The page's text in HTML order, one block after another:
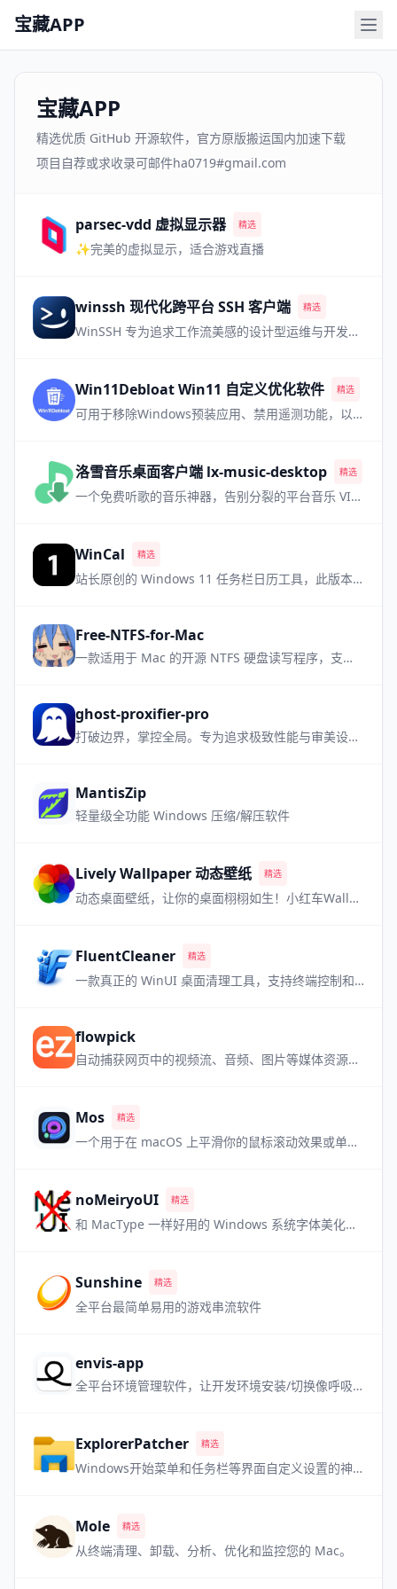
宝藏APP
宝藏APP
精选优质 GitHub 开源软件，官方原版搬运国内加速下载
项目自荐或求收录可邮件ha0719#gmail.com
parsec-vdd 虚拟显示器 精选
✨完美的虚拟显示，适合游戏直播
winssh 现代化跨平台 SSH 客户端 精选
WinSSH 专为追求工作流美感的设计型运维与开发极客打造。移植现代 IDE 体验，完美调度多路会话，让每一次登录都畅行无阻。
Win11Debloat Win11 自定义优化软件 精选
可用于移除Windows预装应用、禁用遥测功能，以及执行其他各种更改，从而简化和自定义您的 Windows 系统体验
洛雪音乐桌面客户端 lx-music-desktop 精选
一个免费听歌的音乐神器，告别分裂的平台音乐 VIP，需要自备音源
WinCal 精选
站长原创的 Windows 11 任务栏日历工具，此版本为小众软件升级支持国旗版本
Free-NTFS-for-Mac
一款适用于 Mac 的开源 NTFS 硬盘读写程序，支持所有 Mac 机型，让NTFS设备管理更加简单方便
ghost-proxifier-pro
打破边界，掌控全局。专为追求极致性能与审美设计的高性能进程级透明代理工具
MantisZip
轻量级全功能 Windows 压缩/解压软件
Lively Wallpaper 动态壁纸 精选
动态桌面壁纸，让你的桌面栩栩如生！小红车Wallpaper Engine的最强免费平替！
FluentCleaner 精选
一款真正的 WinUI 桌面清理工具，支持终端控制和多数据库。
flowpick
自动捕获网页中的视频流、音频、图片等媒体资源，内置播放预览，即嗅即得。
Mos 精选
一个用于在 macOS 上平滑你的鼠标滚动效果或单独设置滚动方向的小工具
noMeiryoUI 精选
和 MacType 一样好用的 Windows 系统字体美化软件，但是更小巧
Sunshine 精选
全平台最简单易用的游戏串流软件
envis-app
全平台环境管理软件，让开发环境安装/切换像呼吸一样自然
ExplorerPatcher 精选
Windows开始菜单和任务栏等界面自定义设置的神器 喜欢老版本 Win 界面的用户必备
Mole 精选
从终端清理、卸载、分析、优化和监控您的 Mac。